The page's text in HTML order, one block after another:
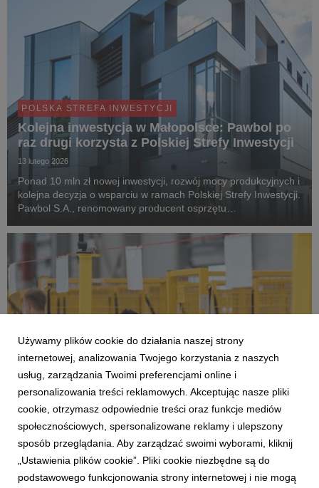
POLSKA STREFA INWESTYCJI
Kolejna inwestycja w Małopolsce: Pawbol po
raz drugi korzysta z Polskiej Strefy Inwestycji
13 lutego 2026
Ponad 10 mln zł nowej inwestycji, rozwój mocy produkcyjnych i
kolejna decyzja o wsparciu w ramach Polskiej Strefy Inwestycji.
Pawbol S.A., renomowany producent osprzętu
instrumentu wsparcia, jakim jest Polska St...
POLSKA STREFA INWESTYCJI
Krakowski Park Technologiczny wspiera
InPost. W planach dwie inwestycje na ponad
100 mln zł
13 listopada 2025
Używamy plików cookie do działania naszej strony
internetowej, analizowania Twojego korzystania z naszych
usług, zarządzania Twoimi preferencjami online i
personalizowania treści reklamowych. Akceptując nasze pliki
cookie, otrzymasz odpowiednie treści oraz funkcje mediów
społecznościowych, spersonalizowane reklamy i ulepszony
sposób przeglądania. Aby zarządzać swoimi wyborami, kliknij
„Ustawienia plików cookie”. Pliki cookie niezbędne są do
podstawowego funkcjonowania strony internetowej i nie mogą